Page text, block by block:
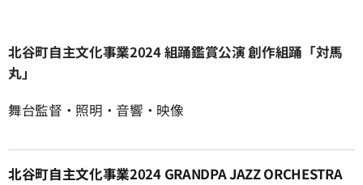
北谷町自主文化事業2024 組踊鑑賞公演 創作組踊「対馬
丸」
舞台監督・照明・音響・映像
北谷町自主文化事業2024 GRANDPA JAZZ ORCHESTRA